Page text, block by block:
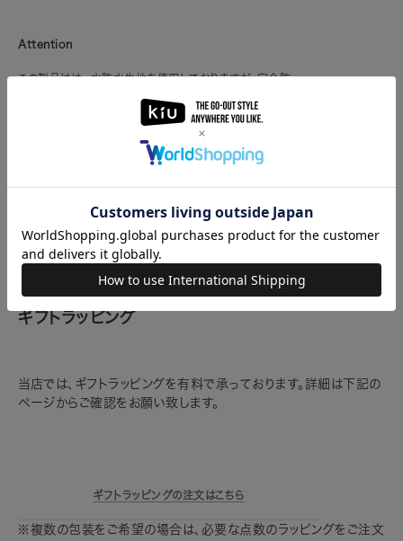
Attention
この製品ははっ水防水生地を使用しておりますが、完全防
水ではございません。縫い目やファスナー部分より浸水す
る場合がございますのでご注意ください。
ギフトラッピング
当店では、ギフトラッピングを有料で承っております。詳細は下記の
ページからご確認をお願い致します。
ギフトラッピングの注文はこちら
※複数の包装をご希望の場合は、必要な点数のラッピングをご注文